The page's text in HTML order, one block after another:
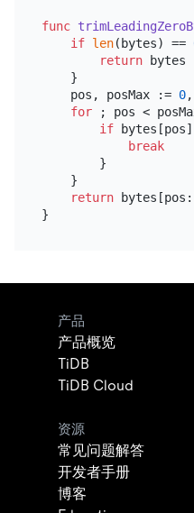
func
if len(bytes) ==
return bytes
    }
    pos, posMax :=
0,
for ; pos <
if
break
        }
    }
return
产品
产品概览
TiDB
TiDB Cloud
资源
常见问题解答
开发者手册
博客